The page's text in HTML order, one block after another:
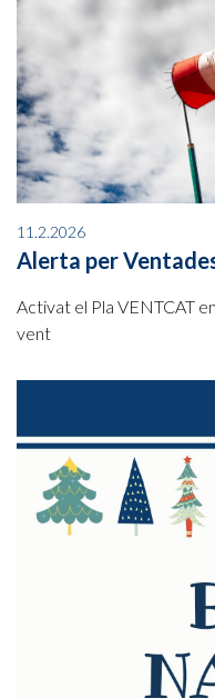
11.2.2026
Alerta per
Activat el Pla VENTCAT
vent